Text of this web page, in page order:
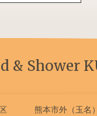
& Shower
熊本市外（玉名）